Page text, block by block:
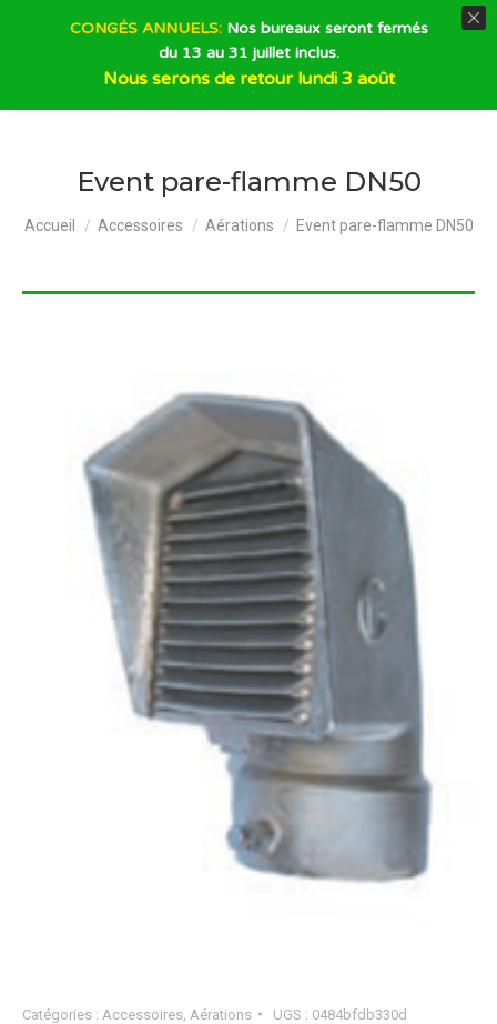
Event pare-flamme DN50
Vous êtes ici :
Accueil Accessoires Aérations Event pare-flamme DN50
Catégories : Accessoires Aérations UGS : 0484bfdb330d
CONGÉS ANNUELS:Nos bureaux seront fermés
du 13 au 31 juillet inclus.
Nous serons de retour lundi 3 août